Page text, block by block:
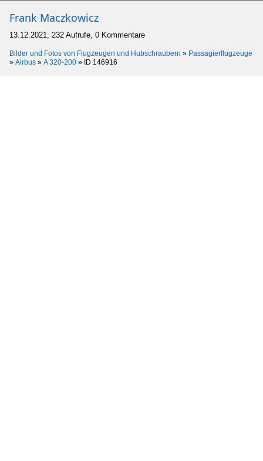
Frank Maczkowicz
13.12.2021, 232 Aufrufe, 0 Kommentare
Bilder und Fotos von Flugzeugen und Hubschraubern » Passagierflugzeuge
» Airbus » A 320-200 » ID 146916